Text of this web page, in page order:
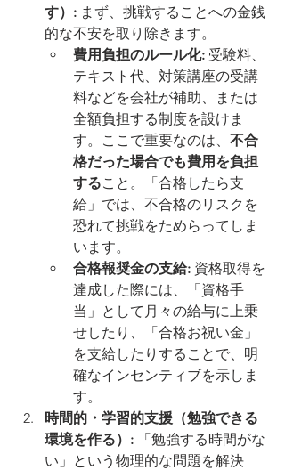
す）: まず、挑戦することへの金銭
的な不安を取り除きます。
費用負担のルール化: 受験料、
テキスト代、対策講座の受講
料などを会社が補助、または
全額負担する制度を設けま
す。ここで重要なのは、 不合
格だった場合でも費用を負担
すること。「合格したら支
給」では、不合格のリスクを
恐れて挑戦をためらってしま
います。
合格報奨金の支給: 資格取得を
達成した際には、「資格手
当」として月々の給与に上乗
せしたり、「合格お祝い金」
を支給したりすることで、明
確なインセンティブを示しま
す。
時間的・学習的支援（勉強できる
環境を作る）: 「勉強する時間がな
い」という物理的な問題を解決